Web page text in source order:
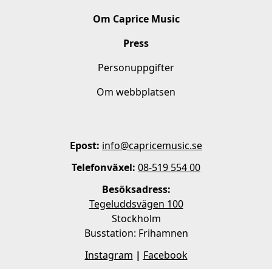
Om Caprice Music
Press
Personuppgifter
Om webbplatsen
Epost: info@capricemusic.se
Telefonväxel: 08-519 554 00
Besöksadress:
Tegeluddsvägen 100
Stockholm
Busstation: Frihamnen
Instagram | Facebook